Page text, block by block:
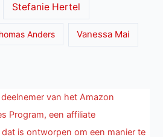
Stefanie Hertel
Anders Vanessa Mai
van het Amazon
Program, een affiliate
is ontworpen om een manier te